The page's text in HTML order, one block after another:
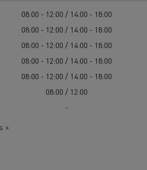
08:00 - 12:00 / 14:00 - 18:00
08:00 - 12:00 / 14:00 - 18:00
08:00 - 12:00 / 14:00 - 18:00
08:00 - 12:00 / 14:00 - 18:00
08:00 - 12:00 / 14:00 - 18:00
08:00 / 12:00
-
>